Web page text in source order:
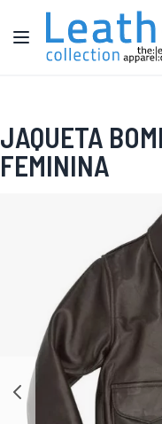
Pular para o conteúdo
Alternar Nav
JAQUETA
FEMININA